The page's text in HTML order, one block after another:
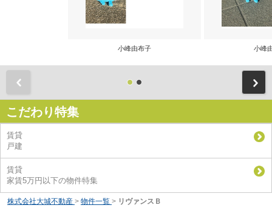
小峰由布子 小峰
こだわり特集
賃貸
戸建
賃貸
家賃5万円以下の物件特集
株式会社大城不動産 > 物件一覧 > リヴァンスＢ